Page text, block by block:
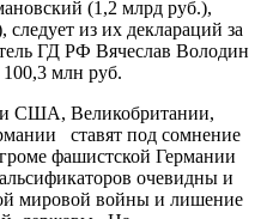
(1,2 млрд руб.),
из их деклараций за
ГД РФ Вячеслав Володин
млн руб.
США, Великобритании,
ставят под сомнение
фашистской Германии
очевидны и
мировой войны и лишение